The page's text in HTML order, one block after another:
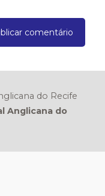
do Recife
Anglicana do